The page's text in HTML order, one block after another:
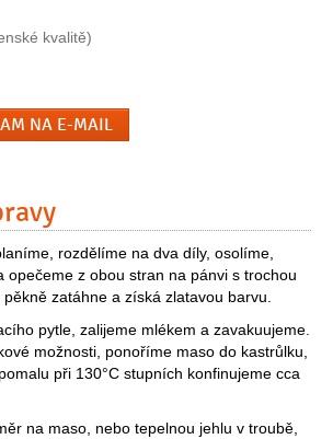
kvalitě)
NA E-MAIL
rozdělíme na dva díly, osolíme,
opečeme z obou stran na pánvi s trochou
zatáhne a získá zlatavou barvu.
pytle, zalijeme mlékem a zavakuujeme.
možnosti, ponoříme maso do kastrůlku,
při 130°C stupních konfinujeme cca
na maso, nebo tepelnou jehlu v troubě,